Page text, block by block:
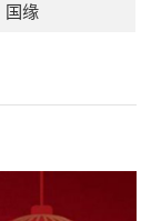
国缘